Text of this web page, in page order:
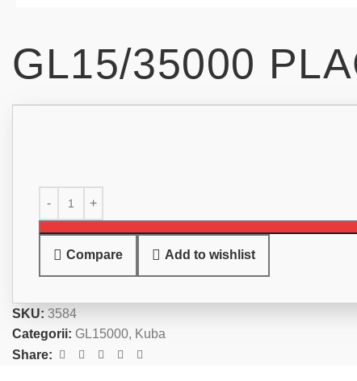
GL15/35000
Compare Add to wishlist
SKU: 3584
Categorii: GL15000, Kuba
Share: